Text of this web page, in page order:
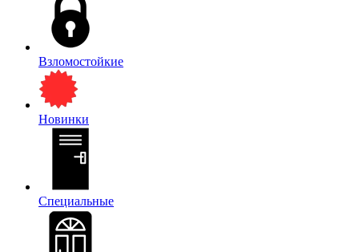
Взломостойкие
Новинки
Специальные